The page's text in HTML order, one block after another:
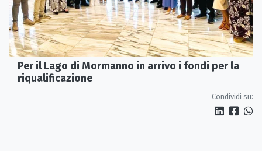
Per il Lago di Mormanno in arrivo i fondi per la
riqualificazione
Condividi su: